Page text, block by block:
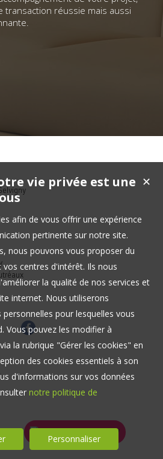
transaction réussie mais aussi
✕
vie privée est une
afin de vous offrir une expérience
pertinente sur notre site.
nous pouvons vous proposer du
centres d'intérêt. Ils nous
la qualité de nos services et
internet. Nous utiliserons
pour lesquelles vous
Vous pouvez les modifier à
la rubrique "Gérer les cookies" en
des cookies essentiels à son
d'informations sur vos données
notre politique de
Personnaliser